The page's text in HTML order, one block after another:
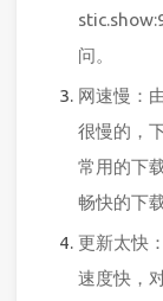
问。
网速慢：
很慢的，
常用的下
畅快的下
更新太快
速度快，